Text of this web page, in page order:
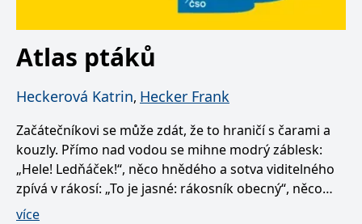
Atlas ptáků
Heckerová Katrin, Hecker Frank
Začátečníkovi se může zdát, že to hraničí s čarami a
kouzly. Přímo nad vodou se mihne modrý záblesk:
„Hele! Ledňáček!“, něco hnědého a sotva viditelného
zpívá v rákosí: „To je jasné: rákosník obecný“, něco
dalšího se krčí v trnitém křovisku: „To může být jen
více